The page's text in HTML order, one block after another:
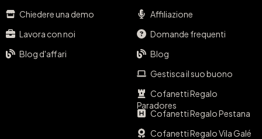
Chiedere una demo
Lavora con noi
Blog d'affari
Affiliazione
Domande frequenti
Blog
Gestisca il suo buono
Cofanetti Regalo
Paradores
Cofanetti Regalo Pestana
Cofanetti Regalo Vila Galé